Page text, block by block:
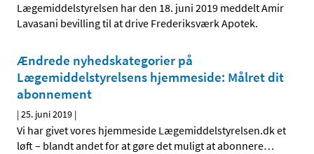
Lægemiddelstyrelsen har den 18. juni 2019 meddelt Amir
Lavasani bevilling til at drive Frederiksværk Apotek.
Ændrede nyhedskategorier på
Lægemiddelstyrelsens hjemmeside: Målret dit
abonnement
|25. juni 2019 |
Vi har givet vores hjemmeside Lægemiddelstyrelsen.dk et
løft – blandt andet for at gøre det muligt at abonnere…